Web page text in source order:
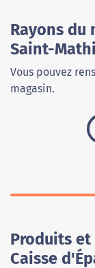
Rayons du
Saint-
Vous pouvez
magasin.
Produits
Caisse